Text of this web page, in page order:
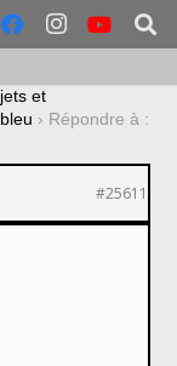
et
› Répondre à :
#25611